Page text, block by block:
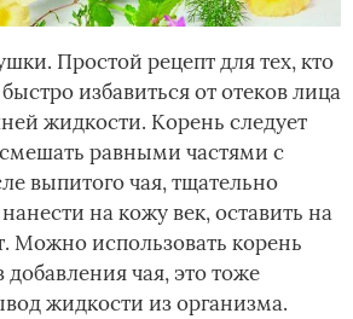
Простой рецепт для тех, кто
избавиться от отеков лица
жидкости. Корень следует
равными частями с
выпитого чая, тщательно
на кожу век, оставить на
Можно использовать корень
добавления чая, это тоже
жидкости из организма.